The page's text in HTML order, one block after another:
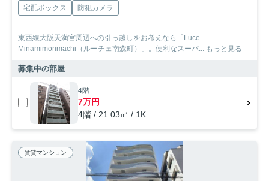
宅配ボックス
防犯カメラ
東西線大阪天満宮周辺への引っ越しをお考えなら「Luce
Minamimorimachi（ルーチェ南森町）」。便利なスーパ...
もっと見る
募集中の部屋
4階
7万円
4階 / 21.03㎡ / 1K
賃貸マンション